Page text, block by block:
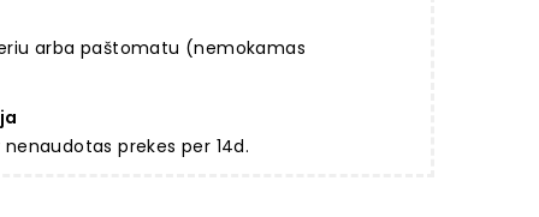
arba paštomatu (nemokamas
prekes per 14d.